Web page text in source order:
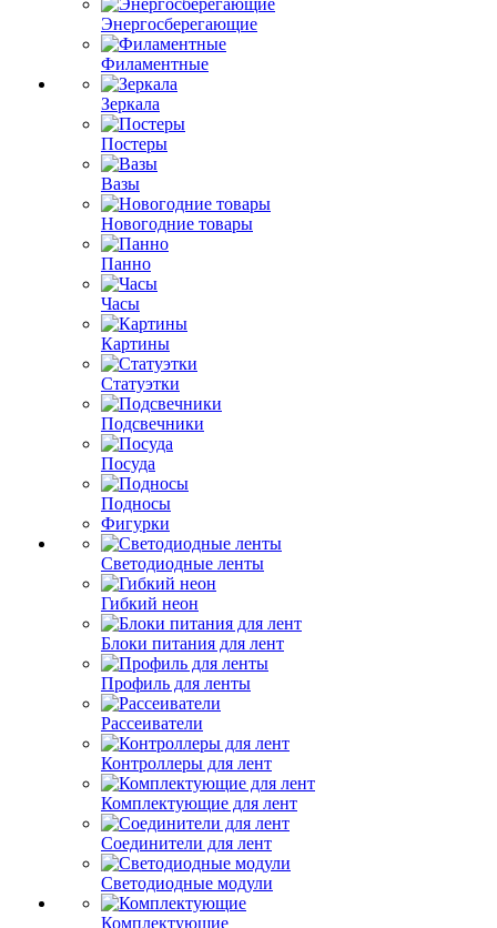
Энергосберегающие
Филаментные
Зеркала
Постеры
Вазы
Новогодние товары
Панно
Часы
Картины
Статуэтки
Подсвечники
Посуда
Подносы
Фигурки
Светодиодные ленты
Гибкий неон
Блоки питания для лент
Профиль для ленты
Рассеиватели
Контроллеры для лент
Комплектующие для лент
Соединители для лент
Светодиодные модули
Комплектующие